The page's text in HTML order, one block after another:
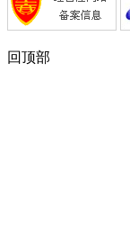
回顶部